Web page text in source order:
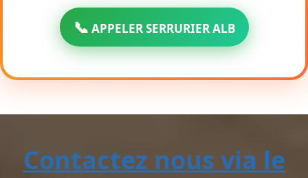
📞 APPELER SERRURIER ALB
Contactez nous via le